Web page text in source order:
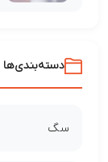
دسته‌بندی‌ها
سگ